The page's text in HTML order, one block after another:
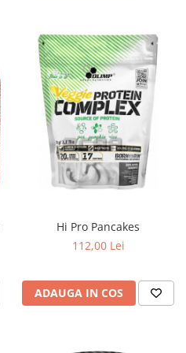
Hi Pro Pancakes
112,00 Lei
ADAUGA IN COS